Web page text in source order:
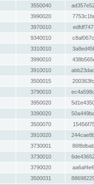
3550040
3990020
3970010
9340010
3310010
3990010
3910010
3500015
3790010
3950020
3390020
3500070
3910020
3730001
3730010
3790020
3500031